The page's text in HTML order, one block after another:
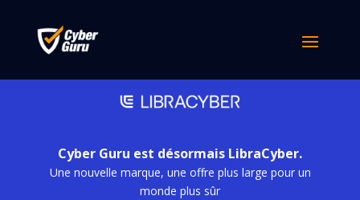
Cyber Guru est désormais LibraCyber.
Une nouvelle marque, une offre plus large pour un
monde plus sûr